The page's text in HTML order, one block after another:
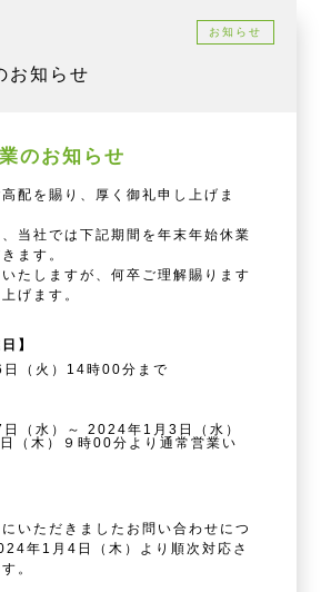
お知らせ
お知らせ
のお知らせ
配を賜り、厚く御礼申し上げま
当社では下記期間を年末年始休業
ます。
たしますが、何卒ご理解賜ります
げます。
】
（火）14時00分まで
（水）～ 2024年1月3日（水）
（木）９時00分より通常営業い
いただきましたお問い合わせにつ
年1月4日（木）より順次対応さ
。